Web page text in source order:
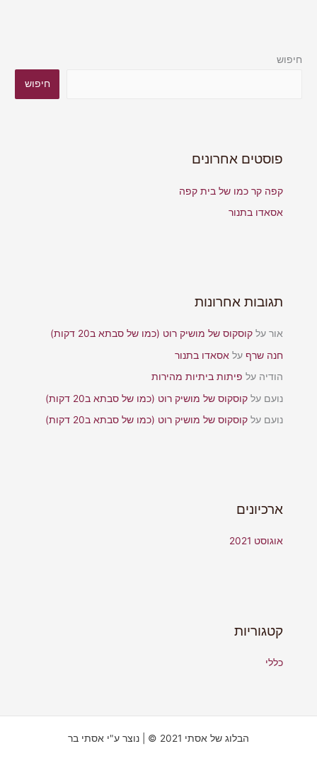
חיפוש
חיפוש
פוסטים אחרונים
קפה קר כמו של בית קפה
אסאדו בתנור
תגובות אחרונות
אור עלקוסקוס של מושיק רוט (כמו של סבתא ב20 דקות)
חנה שרף על אסאדו בתנור
הודיה על פיתות ביתיות מהירות
נועם עלקוסקוס של מושיק רוט (כמו של סבתא ב20 דקות)
נועם עלקוסקוס של מושיק רוט (כמו של סבתא ב20 דקות)
ארכיונים
אוגוסט 2021
קטגוריות
כללי
הבלוג של אסתי 2021 © | נוצר ע"י אסתי בר